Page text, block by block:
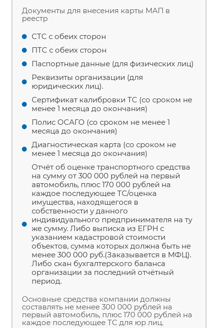
Документы для внесения карты МАП в
реестр
СТС с обеих сторон
ПТС с обеих сторон
Паспортные данные (для физических лиц)
Реквизиты организации (для
юридических лиц).
Сертификат калибровки ТС (со сроком не
менее 1 месяца до окончания)
Полис ОСАГО (со сроком не менее 1
месяца до окончания)
Диагностическая карта (со сроком не
менее 1 месяца до окончания)
Отчёт об оценке транспортного средства
на сумму от 300 000 рублей на первый
автомобиль, плюс 170 000 рублей на
каждое последующее ТС/оценка
имущества, находящегося в
собственности у данного
индивидуального предпринимателя на ту
же сумму. Либо выписка из ЕГРН с
указанием кадастровой стоимости
объектов, сумма которых должна быть не
менее 300 000 руб.(Заказывается в МФЦ).
Либо скан бухгалтерского баланса
организации за последний отчётный
период.
Основные средства компании должны
составлять не менее 300 000 рублей на
первый автомобиль, плюс 170 000 рублей на
каждое последующее ТС для юр лиц.